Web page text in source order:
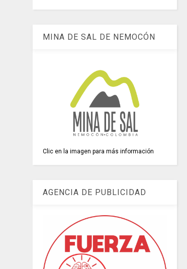
MINA DE SAL DE NEMOCÓN
Clic en la imagen para más información
AGENCIA DE PUBLICIDAD